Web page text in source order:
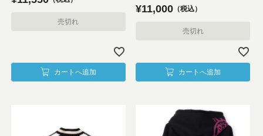
売切れ
カートへ追加
¥11,000 税込
売切れ
カートへ追加